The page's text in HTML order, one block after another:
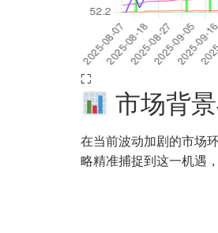
⛶
市场背
在当前波动加剧的市场
略精准捕捉到这一机遇